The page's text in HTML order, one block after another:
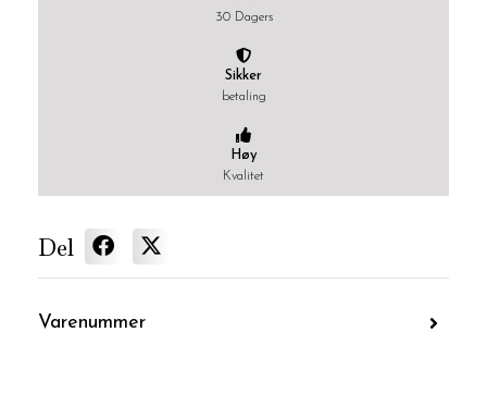
30 Dagers
Sikker
betaling
Høy
Kvalitet
Del
Varenummer